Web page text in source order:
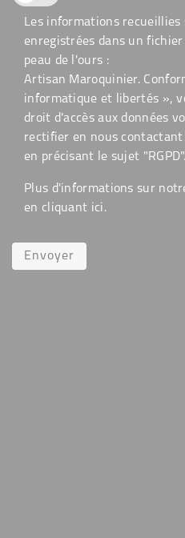
Les informations
enregistrées dans un
peau de l'ours :
Artisan Maroquinier.
informatique et libertés »,
droit d'accès aux données
rectifier en nous
en précisant le sujet "RGPD".
Plus d'informations sur
en cliquant ici.
Envoyer